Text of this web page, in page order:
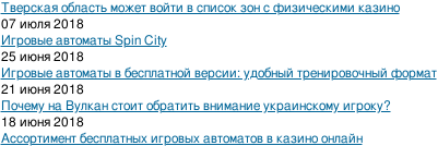
Тверская область может войти в список зон с физическими казино
07 июля 2018
Игровые автоматы Spin City
25 июня 2018
Игровые автоматы в бесплатной версии: удобный тренировочный формат
21 июня 2018
Почему на Вулкан стоит обратить внимание украинскому игроку?
18 июня 2018
Ассортимент бесплатных игровых автоматов в казино онлайн